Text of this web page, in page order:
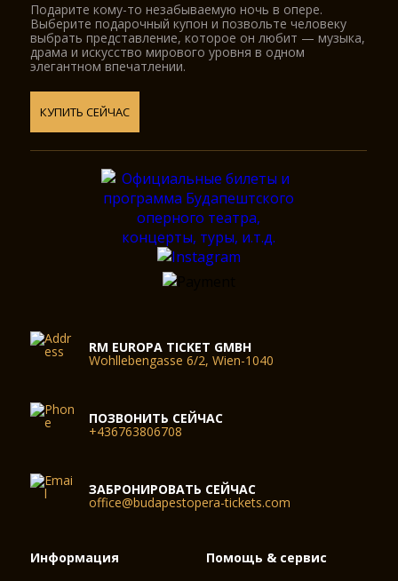
Подарите кому-то незабываемую ночь в опере.
Выберите подарочный купон и позвольте человеку
выбрать представление, которое он любит — музыка,
драма и искусство мирового уровня в одном
элегантном впечатлении.
КУПИТЬ СЕЙЧАС
RM EUROPA TICKET GMBH
Wohllebengasse 6/2, Wien-1040
ПОЗВОНИТЬ СЕЙЧАС
+436763806708
ЗАБРОНИРОВАТЬ СЕЙЧАС
office@budapestopera-tickets.com
Информация Помощь & сервис